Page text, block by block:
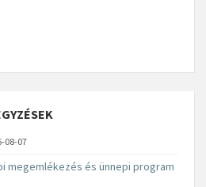
08-07
megemlékezés és ünnepi program